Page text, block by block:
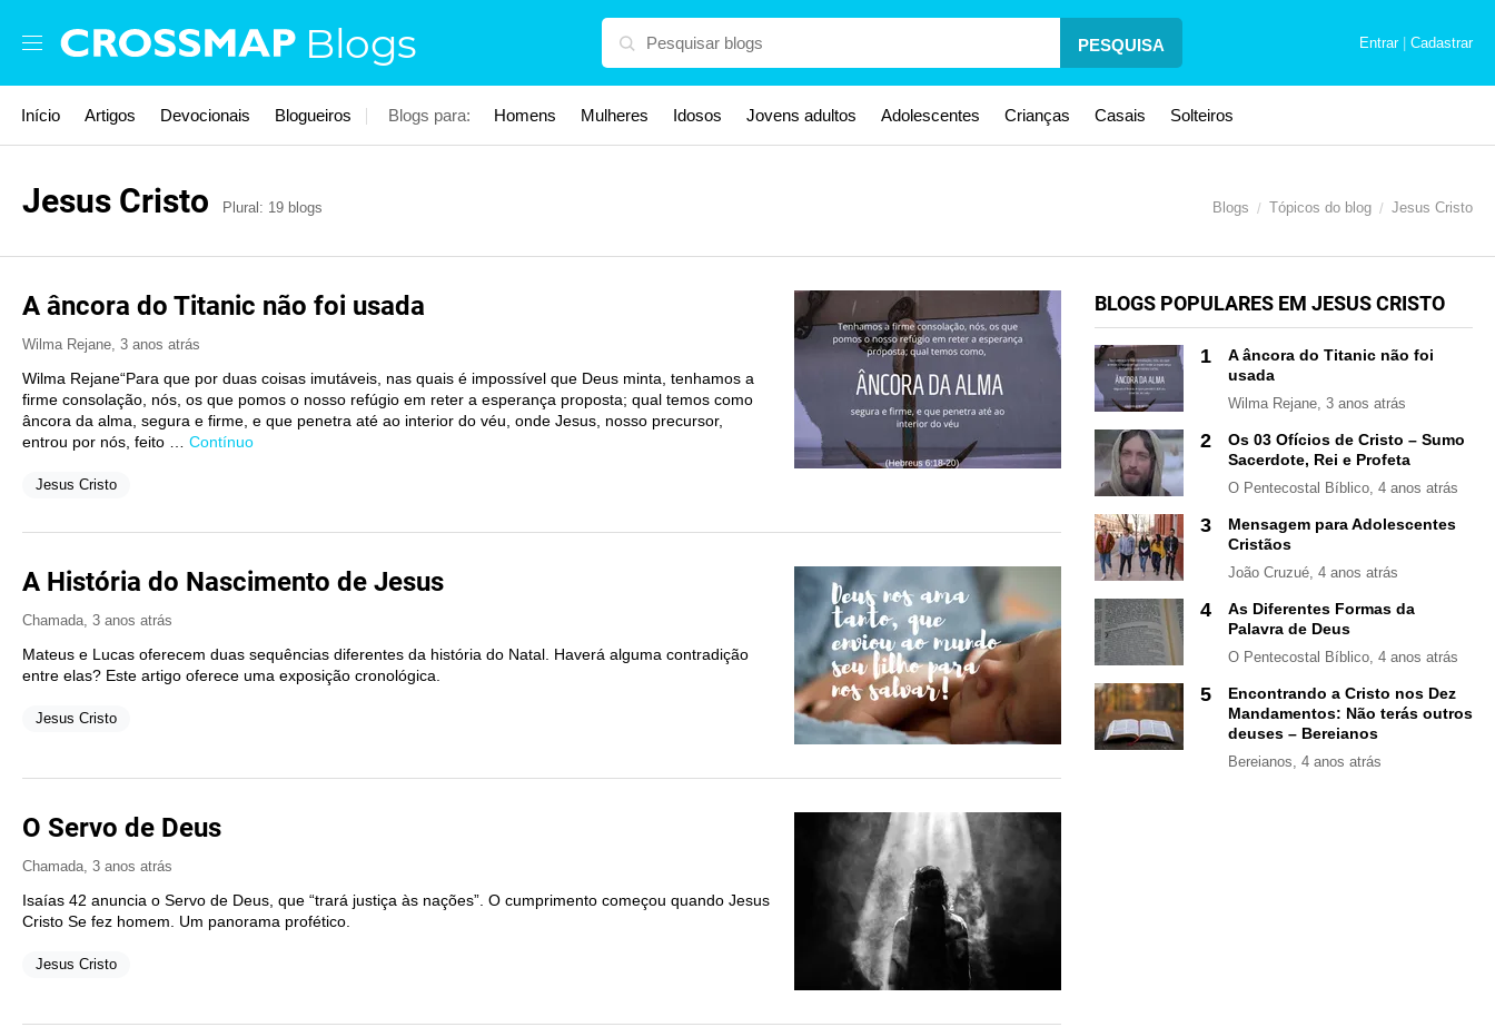
Blogs PESQUISA Entrar | Cadastrar
Início Artigos Devocionais Blogueiros Blogs para: Homens Mulheres Idosos Jovens adultos Adolescentes Crianças Casais Solteiros
Jesus Cristo Plural: 19 blogs Blogs Tópicos do blog Jesus Cristo
A âncora do Titanic não foi usada
Wilma Rejane, 3 anos atrás
Wilma Rejane“Para que por duas coisas imutáveis, nas quais é impossível que Deus minta, tenhamos a
firme consolação, nós, os que pomos o nosso refúgio em reter a esperança proposta; qual temos como
âncora da alma, segura e firme, e que penetra até ao interior do véu, onde Jesus, nosso precursor,
entrou por nós, feito … Contínuo
Jesus Cristo
A História do Nascimento de Jesus
Chamada 3 anos atrás
Mateus e Lucas oferecem duas sequências diferentes da história do Natal. Haverá alguma contradição
entre elas? Este artigo oferece uma exposição cronológica.
Jesus Cristo
O Servo de Deus
Chamada 3 anos atrás
Isaías 42 anuncia o Servo de Deus, que “trará justiça às nações”. O cumprimento começou quando Jesus
Cristo Se fez homem. Um panorama profético.
Jesus Cristo
BLOGS POPULARES EM JESUS CRISTO
1
A âncora do Titanic não foi
usada
Wilma Rejane, 3 anos atrás
2
Os 03 Ofícios de Cristo – Sumo
Sacerdote, Rei e Profeta
O Pentecostal Bíblico, 4 anos atrás
3
Mensagem para Adolescentes
Cristãos
João Cruzué, 4 anos atrás
4
As Diferentes Formas da
Palavra de Deus
O Pentecostal Bíblico, 4 anos atrás
5
Encontrando a Cristo nos Dez
Mandamentos: Não terás outros
deuses – Bereianos
Bereianos, 4 anos atrás